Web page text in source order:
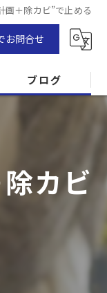
＋除カビ”で止める
お問合せ
ブログ
カビ